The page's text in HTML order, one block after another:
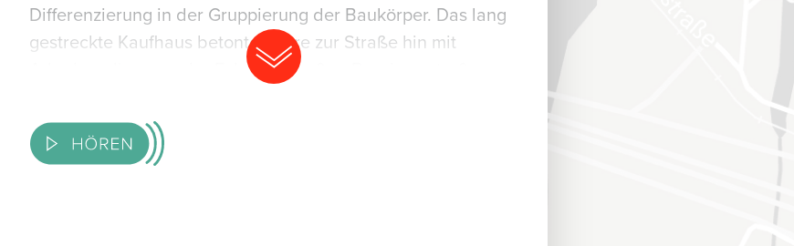
Differenzierung in der Gruppierung der Baukörper. Das lang
gestreckte Kaufhaus betonte Föhre zur Straße hin mit
Arkaden, die er an der Ecke zur Großen Brauhausstraße
stilistische Bezüge, unter anderem gotische Spitzbögen und
expressionistische Klinkermuster, bildeten beim Kaufhaus